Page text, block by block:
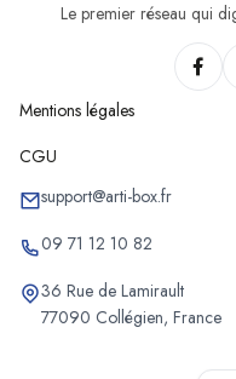
Le premier réseau qui
Mentions légales
CGU
support@arti-box.fr
09 71 12 10 82
36 Rue de Lamirault
77090 Collégien, France